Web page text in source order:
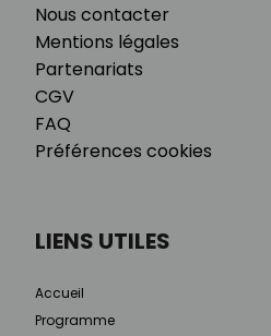
Nous contacter
Mentions légales
Partenariats
CGV
FAQ
Préférences cookies
LIENS UTILES
Accueil
Programme